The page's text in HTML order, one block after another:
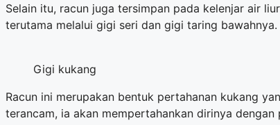
Selain itu, racun juga tersimpan pada kelenjar air
terutama melalui gigi seri dan gigi taring bawahnya.
Gigi kukang
Racun ini merupakan bentuk pertahanan kukang
terancam, ia akan mempertahankan dirinya